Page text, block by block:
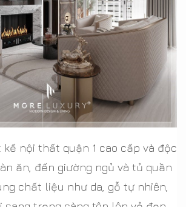
nội thất quận 1 cao cấp và độc
ăn, đến giường ngủ và tủ quần
chất liệu như da, gỗ tự nhiên,